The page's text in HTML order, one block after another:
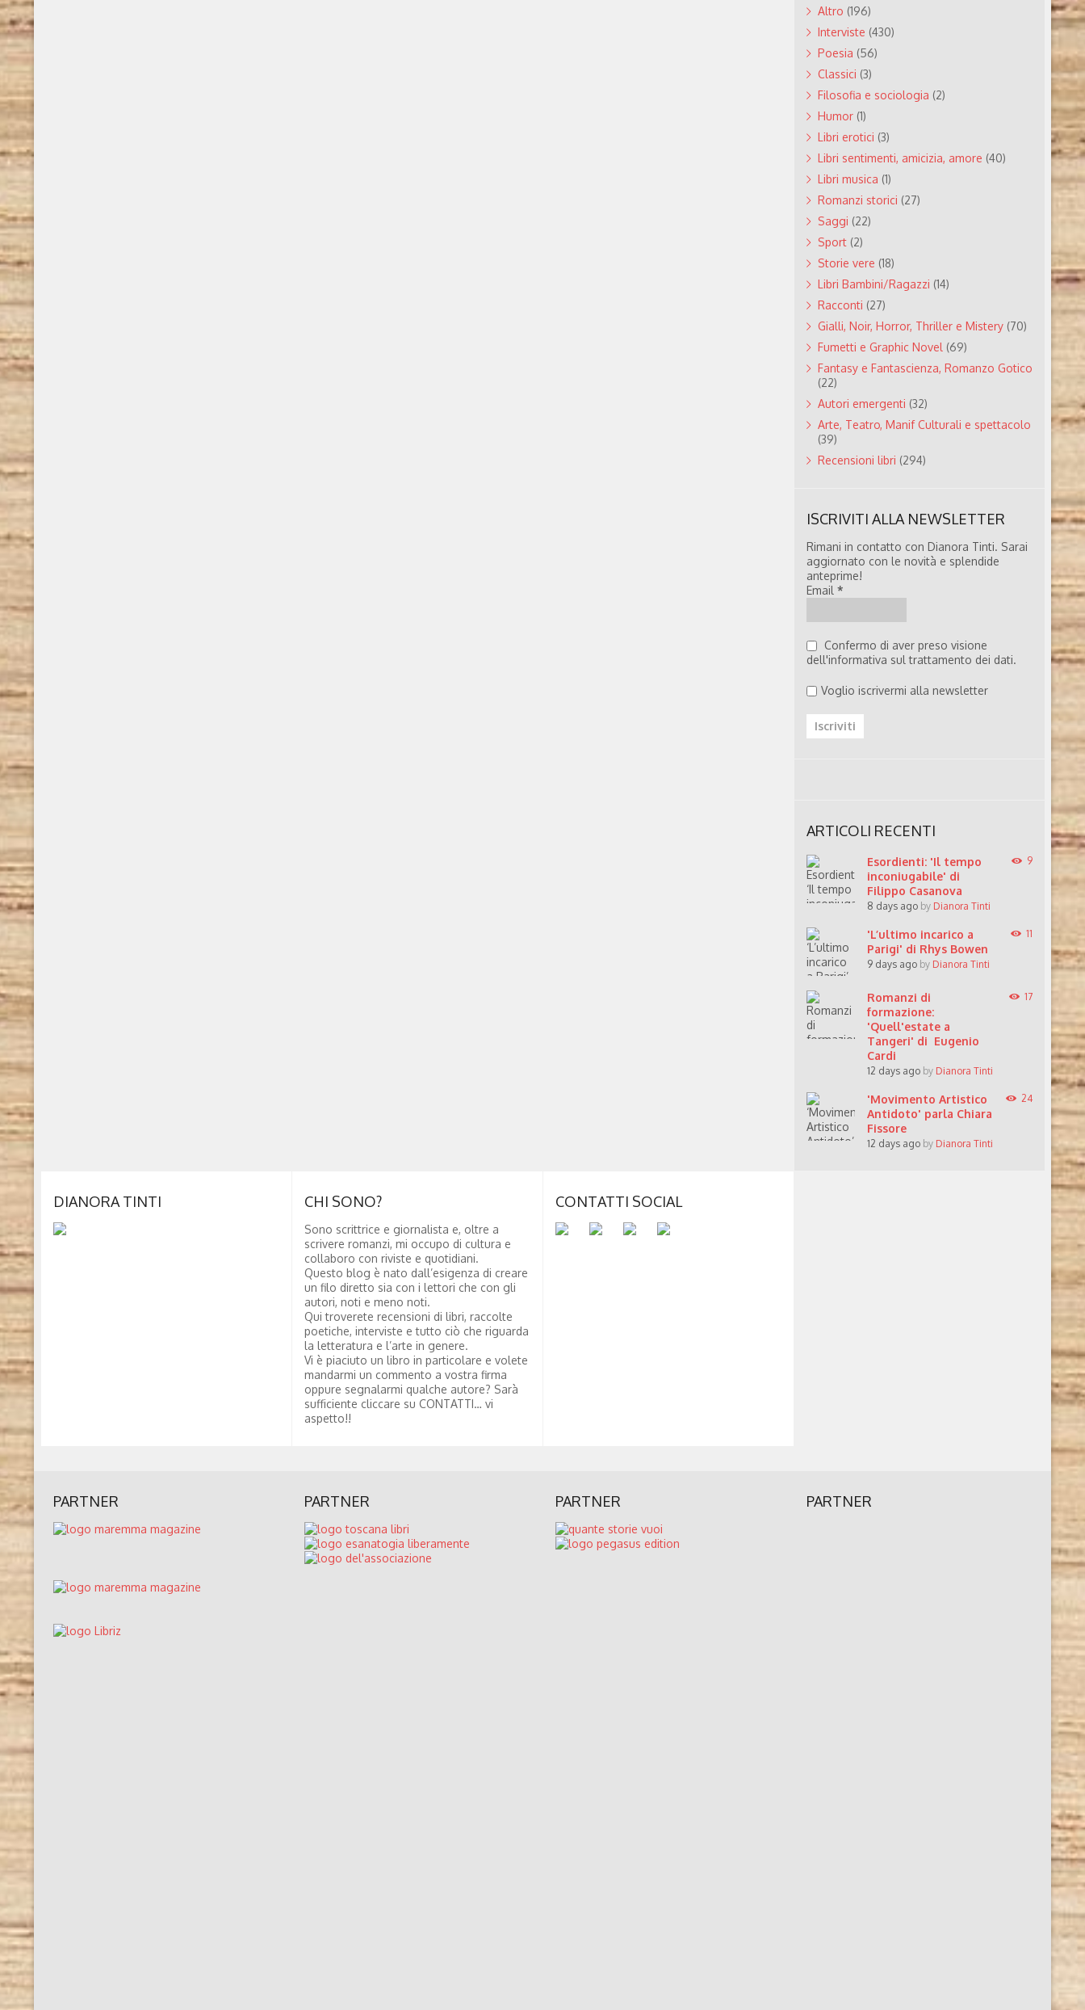
Altro (196)
Interviste (430)
Poesia (56)
Classici (3)
Filosofia e sociologia (2)
Humor(1)
Libri erotici (3)
Libri sentimenti, amicizia, amore (40)
Libri musica (1)
Romanzi storici (27)
Saggi (22)
Sport(2)
Storie vere (18)
Libri Bambini/Ragazzi (14)
Racconti (27)
Gialli, Noir, Horror, Thriller e Mistery(70)
Fumetti e Graphic Novel (69)
Fantasy e Fantascienza, Romanzo Gotico
(22)
Autori emergenti (32)
Arte, Teatro, Manif Culturali e spettacolo
(39)
Recensioni libri (294)
ISCRIVITI ALLA NEWSLETTER
Rimani in contatto con Dianora Tinti. Sarai
aggiornato con le novità e splendide
anteprime!
Email *
Confermo di aver preso visione
dell'informativa sul trattamento dei dati.
Voglio iscrivermi alla newsletter
ARTICOLI RECENTI
Esordienti: 'Il tempo
inconiugabile' di
Filippo Casanova
8 days ago by Dianora Tinti
9
'L’ultimo incarico a
Parigi' di Rhys Bowen
9 days ago by Dianora Tinti
11
Romanzi di
formazione:
'Quell'estate a
Tangeri' di Eugenio
Cardi
12 days ago by Dianora Tinti
17
'Movimento Artistico
Antidoto' parla Chiara
Fissore
12 days ago by Dianora Tinti
24
DIANORA TINTI CHI SONO?
Sono scrittrice e giornalista e, oltre a
scrivere romanzi, mi occupo di cultura e
collaboro con riviste e quotidiani.
Questo blog è nato dall’esigenza di creare
un filo diretto sia con i lettori che con gli
autori, noti e meno noti.
Qui troverete recensioni di libri, raccolte
poetiche, interviste e tutto ciò che riguarda
la letteratura e l’arte in genere.
Vi è piaciuto un libro in particolare e volete
mandarmi un commento a vostra firma
oppure segnalarmi qualche autore? Sarà
sufficiente cliccare su CONTATTI… vi
aspetto!!
CONTATTI SOCIAL
PARTNER PARTNER PARTNER PARTNER